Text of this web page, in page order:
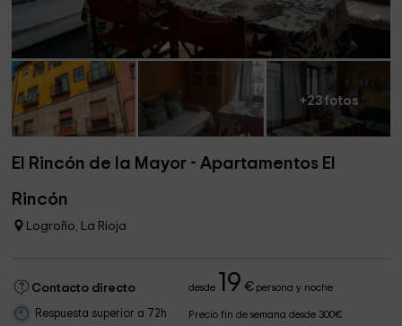
+23 fotos
El Rincón de la Mayor - Apartamentos El
Rincón
Logroño, La Rioja
Contacto directo desde 19 €persona y noche
Respuesta superior a 72h Precio fin de semana desde 300€